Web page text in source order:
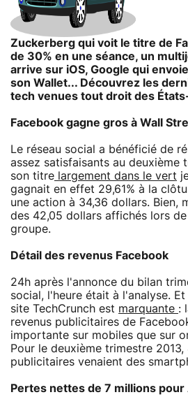
Zuckerberg qui voit le titre de
de 30% en une séance, un
arrive sur iOS, Google qui
son Wallet... Découvrez les
tech venues tout droit des
Facebook gagne gros à Wall
Le réseau social a bénéficié de
assez satisfaisants au deuxième
son titre largement dans le vert
gagnait en effet 29,61% à la
une action à 34,36 dollars. Bien,
des 42,05 dollars affichés lors
groupe.
Détail des revenus Facebook
24h après l'annonce du bilan
social, l'heure était à l'analyse.
site TechCrunch est marquante :
revenus publicitaires de
importante sur mobiles que sur
Pour le deuxième trimestre 2013,
publicitaires venaient des
Pertes nettes de 7 millions pour